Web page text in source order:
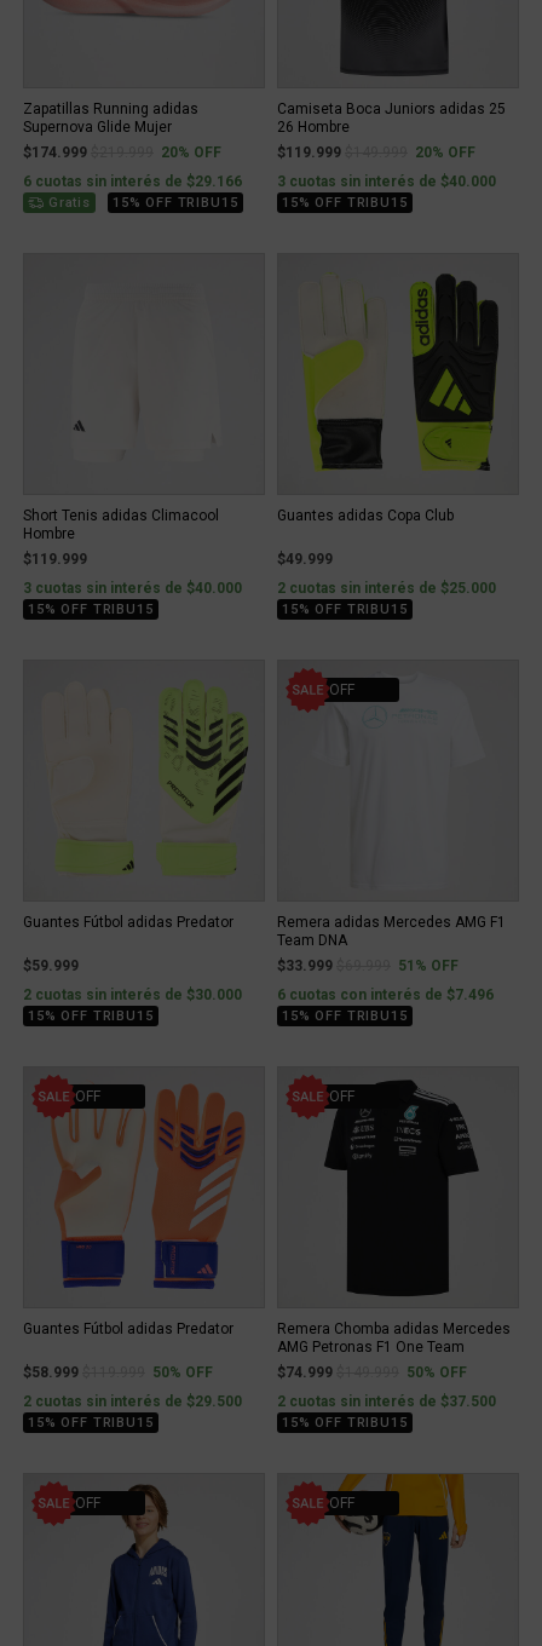
Zapatillas Running adidas
Supernova Glide Mujer
$174.999
Price reduced from
to20% OFF
6 cuotas sin interés de $29.166
Gratis 15% OFF TRIBU15
Camiseta Boca Juniors adidas 25
26 Hombre
$119.999
Price reduced from
to20% OFF
3 cuotas sin interés de $40.000
15% OFF TRIBU15
Short Tenis adidas Climacool
Hombre
$119.999
3 cuotas sin interés de $40.000
15% OFF TRIBU15
Guantes adidas Copa Club
$49.999
2 cuotas sin interés de $25.000
15% OFF TRIBU15
Guantes Fútbol adidas Predator
$59.999
2 cuotas sin interés de $30.000
15% OFF TRIBU15
51% OFF
Remera adidas Mercedes AMG F1
Team DNA
$33.999
Price reduced from
to51% OFF
6 cuotas con interés de $7.496
15% OFF TRIBU15
50% OFF
Guantes Fútbol adidas Predator
$58.999 Price reduced from
to50% OFF
2 cuotas sin interés de $29.500
15% OFF TRIBU15
50% OFF
Remera Chomba adidas Mercedes
AMG Petronas F1 One Team
$74.999
Price reduced from
to50% OFF
2 cuotas sin interés de $37.500
15% OFF TRIBU15
40% OFF 20% OFF